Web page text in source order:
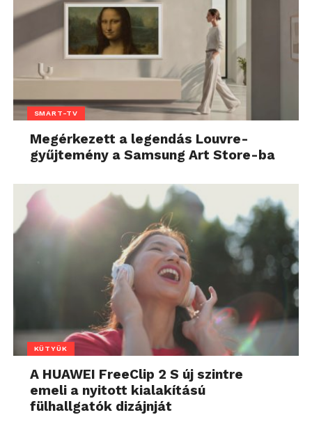
SMART-TV
Megérkezett a legendás Louvre-
gyűjtemény a Samsung Art Store-ba
KÜTYÜK
A HUAWEI FreeClip 2 S új szintre
emeli a nyitott kialakítású
fülhallgatók dizájnját